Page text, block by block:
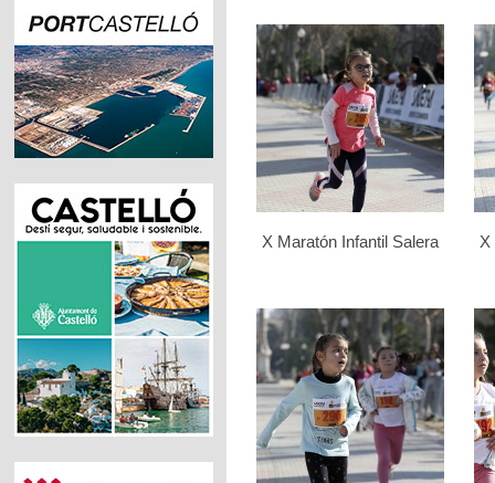
X Maratón Infantil Salera X